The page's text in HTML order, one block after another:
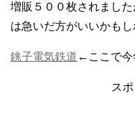
増販５００枚されまし
は急いだ方がいいかもし
銚子電気鉄道 ←ここで今
ス